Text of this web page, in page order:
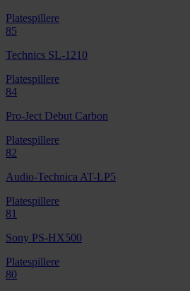
Platespillere
85
Technics SL-1210
Platespillere
84
Pro-Ject Debut Carbon
Platespillere
82
Audio-Technica AT-LP5
Platespillere
81
Sony PS-HX500
Platespillere
80